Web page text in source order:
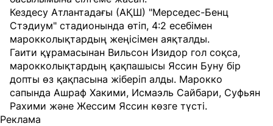
Кездесу Атлантадағы (АҚШ) "Мерседес-Бенц
Стэдиум" стадионында өтіп, 4:2 есебімен
марокколықтардың жеңісімен аяқталды.
Гаити құрамасынан Вильсон Изидор гол соқса,
марокколықтардың қақпашысы Яссин Буну бір
допты өз қақпасына жіберіп алды. Марокко
сапында Ашраф Хакими, Исмаэль Сайбари, Суфьян
Рахими және Жессим Яссин көзге түсті.
Реклама